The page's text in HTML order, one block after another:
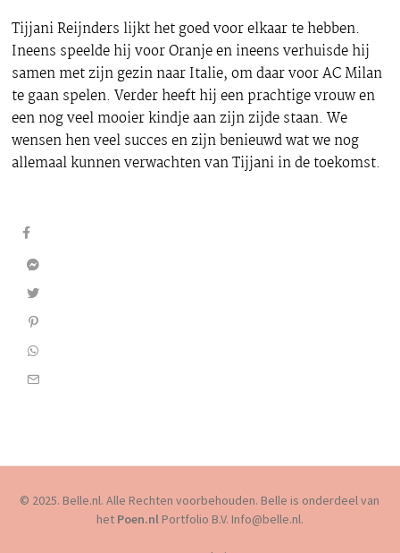
Tijjani Reijnders lijkt het goed voor elkaar te hebben.
Ineens speelde hij voor Oranje en ineens verhuisde hij
samen met zijn gezin naar Italie, om daar voor AC Milan
te gaan spelen. Verder heeft hij een prachtige vrouw en
een nog veel mooier kindje aan zijn zijde staan. We
wensen hen veel succes en zijn benieuwd wat we nog
allemaal kunnen verwachten van Tijjani in de toekomst.
© 2025. Belle.nl. Alle Rechten voorbehouden. Belle is onderdeel van
het Poen.nlPortfolio B.V. Info@belle.nl.